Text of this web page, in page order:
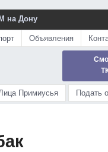
на Дону
Объявления
Примиусья Подать